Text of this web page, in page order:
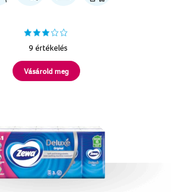
9 értékelés
Vásárold meg